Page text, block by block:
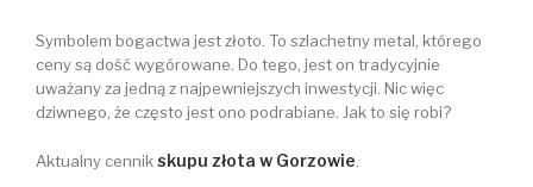
Symbolem bogactwa jest złoto. To szlachetny metal, którego
ceny są dość wygórowane. Do tego, jest on tradycyjnie
uważany za jedną z najpewniejszych inwestycji. Nic więc
dziwnego, że często jest ono podrabiane. Jak to się robi?
Aktualny cennikskupu złota w Gorzowie